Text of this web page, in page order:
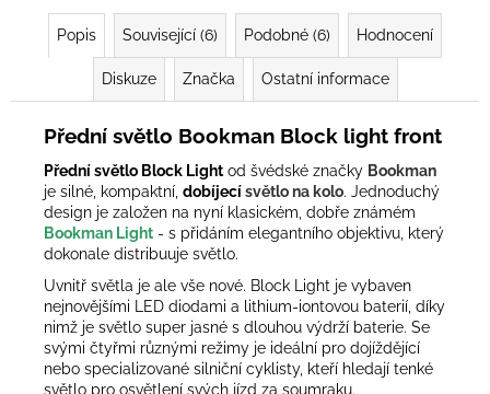
Popis Související (6) Podobné (6) Hodnocení
Diskuze Značka Ostatní informace
Přední světlo Bookman Block light front
Přední světlo Block Light od švédské značky Bookman
je silné, kompaktní, dobíjecísvětlo na kolo. Jednoduchý
design je založen na nyní klasickém, dobře známém
Bookman Light - s přidáním elegantního objektivu, který
dokonale distribuuje světlo.
Uvnitř světla je ale vše nové. Block Light je vybaven
nejnovějšími LED diodami a lithium-iontovou baterií, díky
nimž je světlo super jasné s dlouhou výdrží baterie. Se
svými čtyřmi různými režimy je ideální pro dojíždějící
nebo specializované silniční cyklisty, kteří hledají tenké
světlo pro osvětlení svých jízd za soumraku.